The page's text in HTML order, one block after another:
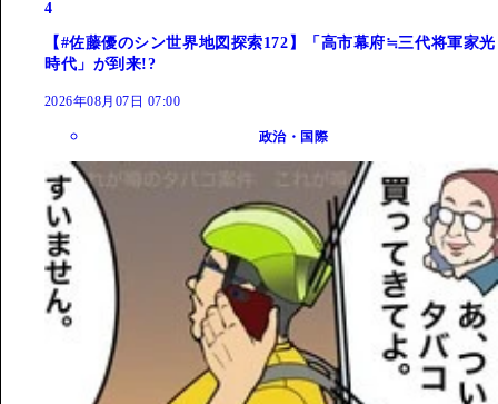
4
【#佐藤優のシン世界地図探索172】「高市幕府≒三代将軍家光
時代」が到来!?
2026年08月07日 07:00
政治・国際